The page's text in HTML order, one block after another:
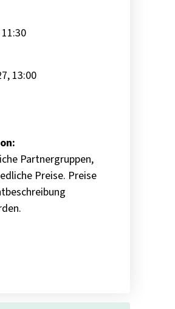
13:00
Partnergruppen,
Preise. Preise